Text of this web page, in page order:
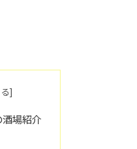
場紹介